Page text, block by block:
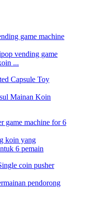
vending game
...
Mainan Koin
koin yang
6 pemain
pendorong